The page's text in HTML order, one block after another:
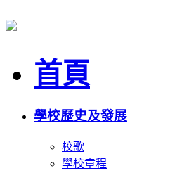
首頁
學校歷史及發展
校歌
學校章程